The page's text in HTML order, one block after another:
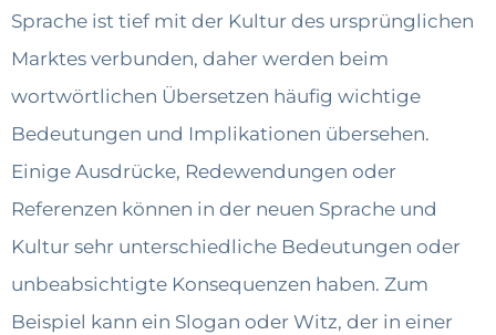
Sprache ist tief mit der Kultur des ursprünglichen
Marktes verbunden, daher werden beim
wortwörtlichen Übersetzen häufig wichtige
Bedeutungen und Implikationen übersehen.
Einige Ausdrücke, Redewendungen oder
Referenzen können in der neuen Sprache und
Kultur sehr unterschiedliche Bedeutungen oder
unbeabsichtigte Konsequenzen haben. Zum
Beispiel kann ein Slogan oder Witz, der in einer